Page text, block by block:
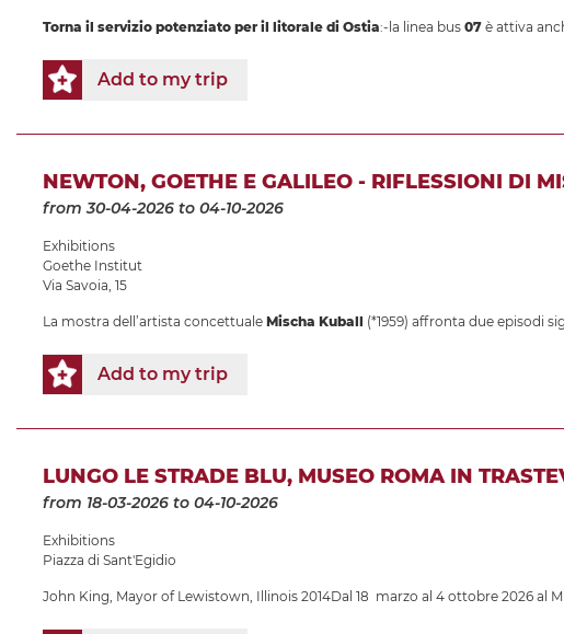
Torna il servizio potenziato per il litorale di Ostia:-la linea bus 07 è attiva
Add to my trip
NEWTON, GOETHE E GALILEO - RIFLESSIONI DI
from 30-04-2026 to 04-10-2026
Exhibitions
Goethe Institut
Via Savoia, 15
La mostra dell’artista concettuale Mischa Kuball (*1959) affronta due episodi
Add to my trip
LUNGO LE STRADE BLU, MUSEO ROMA IN
from 18-03-2026 to 04-10-2026
Exhibitions
Piazza di Sant'Egidio
John King, Mayor of Lewistown, Illinois 2014Dal 18 marzo al 4 ottobre 2026 al